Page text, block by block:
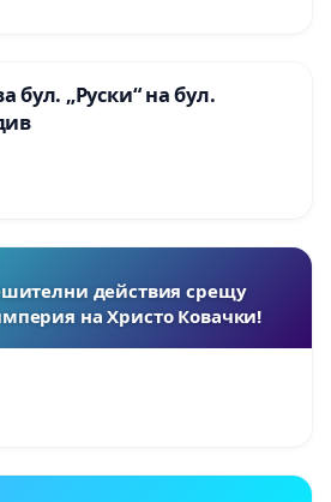
бул. „Руски“ на бул.
действия срещу
на Христо Ковачки!